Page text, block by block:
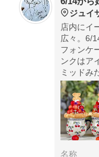
ジュイ
店内にイ
広々。6/
フォンケ
ンクはア
ミッドみ
可愛い。
名称